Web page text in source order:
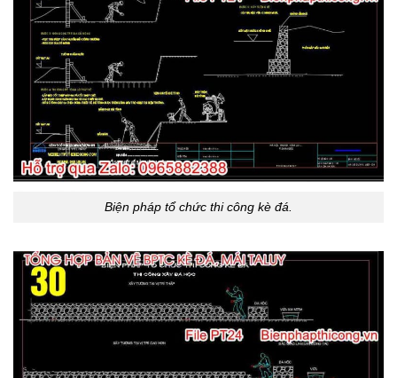
Biện pháp tổ chức thi công kè đá.